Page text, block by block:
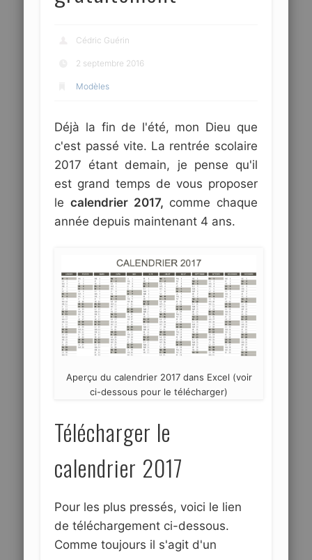
Cédric Guérin
2 septembre 2016
Modèles
Déjà la fin de l'été, mon Dieu que
c'est passé vite. La rentrée scolaire
2017 étant demain, je pense qu'il
est grand temps de vous proposer
le calendrier 2017, comme chaque
année depuis maintenant 4 ans.
Aperçu du calendrier 2017 dans Excel (voir
ci-dessous pour le télécharger)
Télécharger le
calendrier 2017
Pour les plus pressés, voici le lien
de téléchargement ci-dessous.
Comme toujours il s'agit d'un